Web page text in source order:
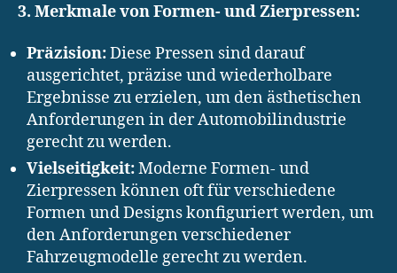
3. Merkmale von Formen- und Zierpressen:
Präzision:Diese Pressen sind darauf
ausgerichtet, präzise und wiederholbare
Ergebnisse zu erzielen, um den ästhetischen
Anforderungen in der Automobilindustrie
gerecht zu werden.
Vielseitigkeit:Moderne Formen- und
Zierpressen können oft für verschiedene
Formen und Designs konfiguriert werden, um
den Anforderungen verschiedener
Fahrzeugmodelle gerecht zu werden.